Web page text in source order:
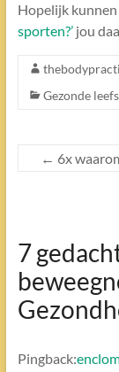
Hopelijk kunnen
sporten?’ jou
Gezonde
← 6x
7
Pingback: